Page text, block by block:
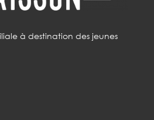
à destination des jeunes